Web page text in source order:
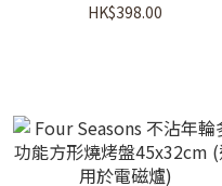
HK$398.00